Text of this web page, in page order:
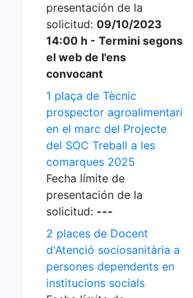
presentación de la
solicitud: 09/10/2023
14:00 h - Termini segons
el web de l'ens
convocant
1 plaça de Tècnic
prospector agroalimentari
en el marc del Projecte
del SOC Treball a les
comarques 2025
Fecha límite de
presentación de la
solicitud: ---
2 places de Docent
d'Atenció sociosanitària a
persones dependents en
institucions socials